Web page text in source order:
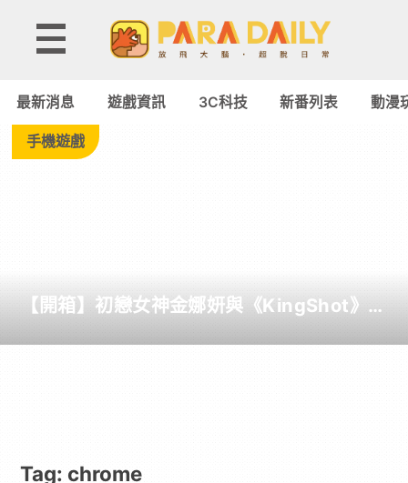
Tag:
-
遊
戲
最新消息 遊戲資訊 3C科技 新番列表 動漫
手機遊戲
【開箱】初戀女神金娜妍與《KingShot》再
Tag: chrome